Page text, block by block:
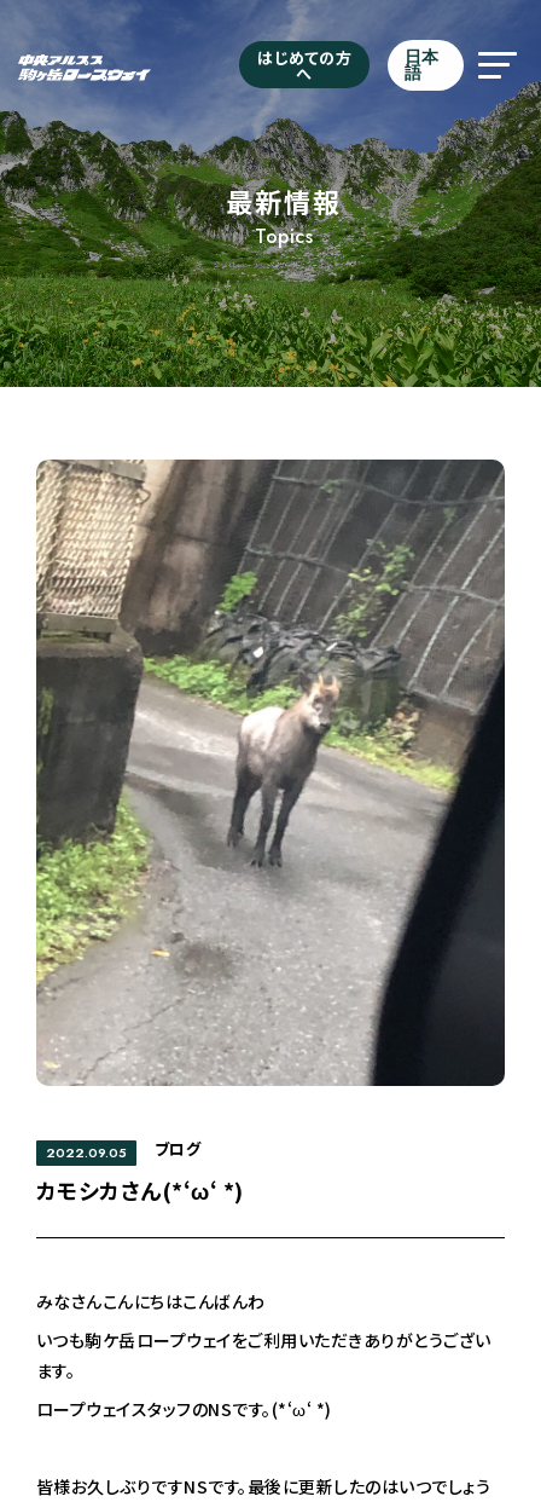
はじめての方
へ
日本
語
最新情報
Topics
2022.09.05 ブログ
カモシカさん(*‘ω‘ *)
みなさんこんにちはこんばんわ
いつも駒ケ岳ロープウェイをご利用いただきありがとうござい
ます。
ロープウェイスタッフのNSです。(*‘ω‘ *)
皆様お久しぶりですNSです。最後に更新したのはいつでしょう